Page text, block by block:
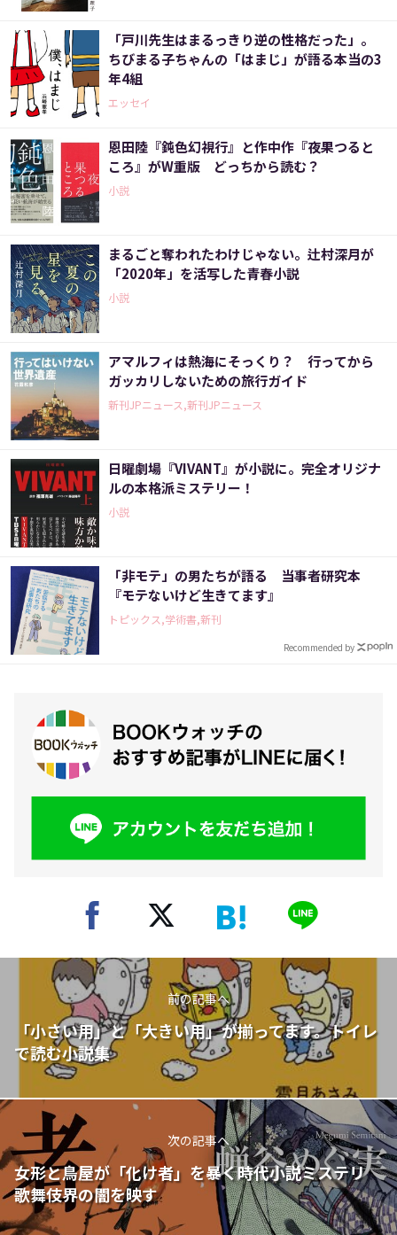
「戸川先生はまるっきり逆の性格だった」。
ちびまる子ちゃんの「はまじ」が語る本当の3
年4組
エッセイ
恩田陸『鈍色幻視行』と作中作『夜果つると
ころ』がW重版 どっちから読む？
小説
まるごと奪われたわけじゃない。辻村深月が
「2020年」を活写した青春小説
小説
アマルフィは熱海にそっくり？ 行ってから
ガッカリしないための旅行ガイド
新刊JPニュース,新刊JPニュース
日曜劇場『VIVANT』が小説に。完全オリジナ
ルの本格派ミステリー！
小説
「非モテ」の男たちが語る 当事者研究本
『モテないけど生きてます』
トピックス,学術書,新刊
Recommended by
前の記事へ
「小さい用」と「大きい用」が揃ってます。トイレ
で読む小説集
次の記事へ
女形と鳥屋が「化け者」を暴く時代小説ミステリ
歌舞伎界の闇を映す